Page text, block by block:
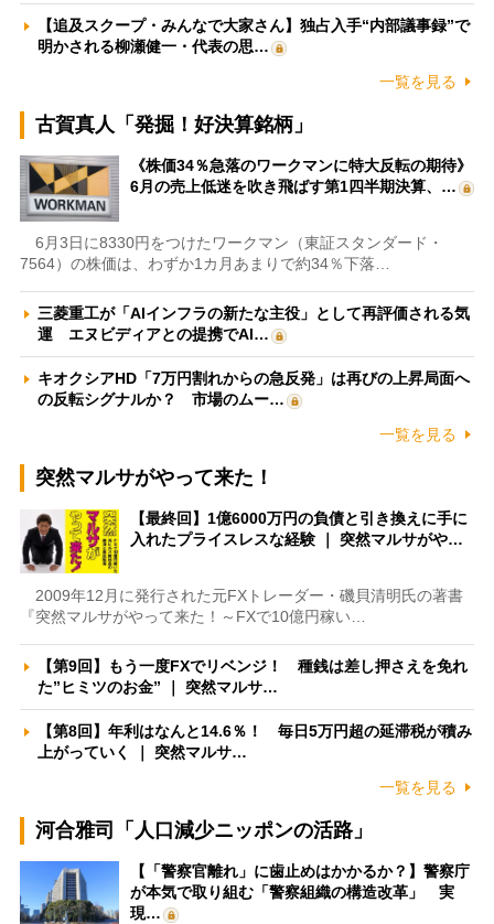
【追及スクープ・みんなで大家さん】独占入手“内部議事録”で
明かされる柳瀬健一・代表の思…
一覧を見る
古賀真人「発掘！好決算銘柄」
《株価34％急落のワークマンに特大反転の期待》
6月の売上低迷を吹き飛ばす第1四半期決算、…
6月3日に8330円をつけたワークマン（東証スタンダード・
7564）の株価は、わずか1カ月あまりで約34％下落…
三菱重工が「AIインフラの新たな主役」として再評価される気
運 エヌビディアとの提携でAI…
キオクシアHD「7万円割れからの急反発」は再びの上昇局面へ
の反転シグナルか？ 市場のムー…
一覧を見る
突然マルサがやって来た！
【最終回】1億6000万円の負債と引き換えに手に
入れたプライスレスな経験 ｜ 突然マルサがや…
2009年12月に発行された元FXトレーダー・磯貝清明氏の著書
『突然マルサがやって来た！～FXで10億円稼い…
【第9回】もう一度FXでリベンジ！ 種銭は差し押さえを免れ
た”ヒミツのお金” ｜ 突然マルサ…
【第8回】年利はなんと14.6％！ 毎日5万円超の延滞税が積み
上がっていく ｜ 突然マルサ…
一覧を見る
河合雅司「人口減少ニッポンの活路」
【「警察官離れ」に歯止めはかかるか？】警察庁
が本気で取り組む「警察組織の構造改革」 実
現…